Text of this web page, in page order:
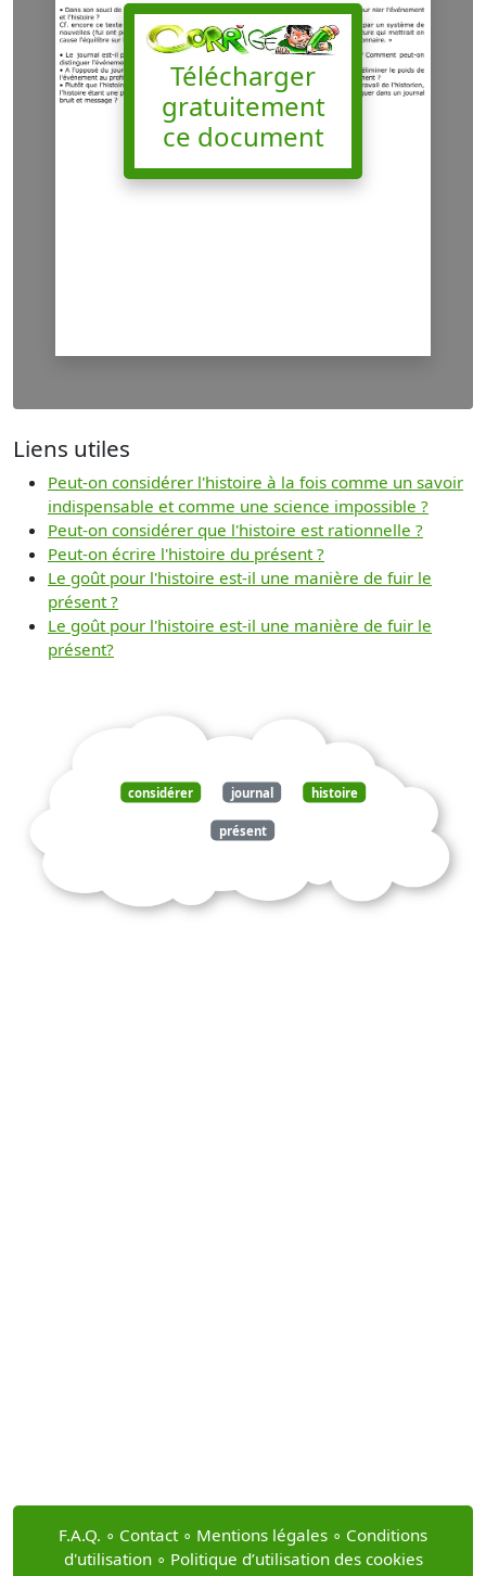
Télécharger
gratuitement
ce document
Liens utiles
Peut-on considérer l'histoire à la fois comme un savoir
indispensable et comme une science impossible ?
Peut-on considérer que l'histoire est rationnelle ?
Peut-on écrire l'histoire du présent ?
Le goût pour l'histoire est-il une manière de fuir le
présent ?
Le goût pour l'histoire est-il une manière de fuir le
présent?
considérer journal histoire
présent
F.A.Q. ∘ Contact ∘ Mentions légales ∘ Conditions
d'utilisation∘ Politique d’utilisation des cookies